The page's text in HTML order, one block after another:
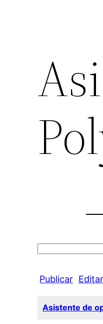
Search
Publicar Editar
Asistente de